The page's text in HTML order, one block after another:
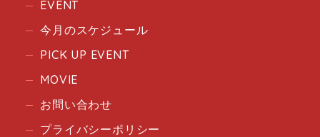
EVENT
今月のスケジュール
PICK UP EVENT
MOVIE
お問い合わせ
プライバシーポリシー